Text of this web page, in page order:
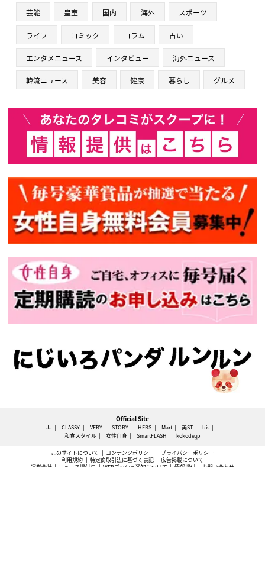
芸能 皇室 国内 海外 スポーツ
ライフ コミック コラム 占い
エンタメニュース インタビュー 海外ニュース
韓流ニュース 美容 健康 暮らし グルメ
Official Site
JJ CLASSY. VERY STORY HERS Mart 美ST
bis
和食スタイル
女性自身 SmartFLASH kokode.jp
このサイトについて コンテンツポリシー
プライバシーポリシー
利用規約
特定商取引法に基づく表記
広告掲載について
運営会社
ニュース提供先 WEBプッシュ通知について 情報提供 お問い合わせ